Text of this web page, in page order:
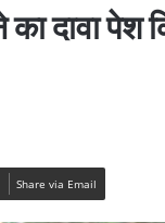
दावा पेश
Share via Email